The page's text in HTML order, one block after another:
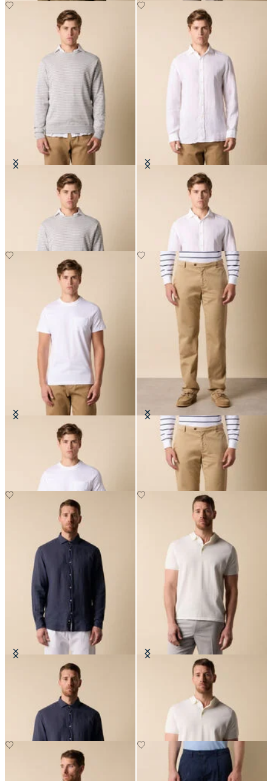
Maglia Girocollo a Righe in
Cotone-Seta-Lino
Camicia Slim Fit in Lino con Collo
CHF 108.50
T-Shirt in Cotone con Taschino
Chino Elasticizzato in Twill
CHF 92.50
Camicia Slim Fit in Lino con Collo
CHF 108.50
Polo in Maglia di Cotone Makò